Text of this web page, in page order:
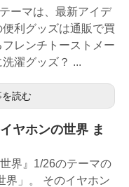
ーマは、最新アイデ
利グッズは通販で買
レンチトーストメー
濯グッズ？ ...
を読む
ヤホンの世界 ま
界』1/26のテーマの
界」。 そのイヤホン